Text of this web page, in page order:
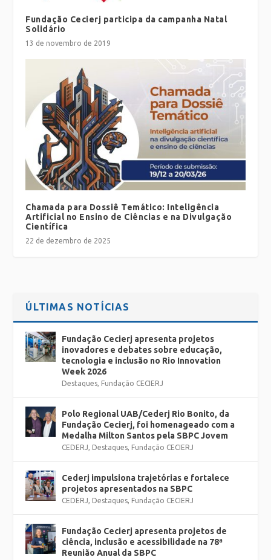
Fundação Cecierj participa da campanha Natal
Solidário
13 de novembro de 2019
Chamada para Dossiê Temático: Inteligência
Artificial no Ensino de Ciências e na Divulgação
Científica
22 de dezembro de 2025
ÚLTIMAS NOTÍCIAS
Fundação Cecierj apresenta projetos
inovadores e debates sobre educação,
tecnologia e inclusão no Rio Innovation
Week 2026
Destaques, Fundação CECIERJ
Polo Regional UAB/Cederj Rio Bonito, da
Fundação Cecierj, foi homenageado com a
Medalha Milton Santos pela SBPC Jovem
CEDERJ, Destaques, Fundação CECIERJ
Cederj impulsiona trajetórias e fortalece
projetos apresentados na SBPC
CEDERJ, Destaques, Fundação CECIERJ
Fundação Cecierj apresenta projetos de
ciência, inclusão e acessibilidade na 78ª
Reunião Anual da SBPC